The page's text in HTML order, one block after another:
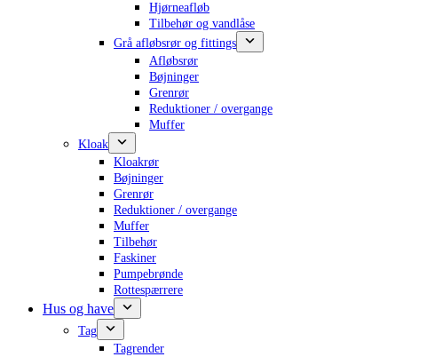
Hjørneafløb
Tilbehør og vandlåse
Grå afløbsrør og fittings
Afløbsrør
Bøjninger
Grenrør
Reduktioner / overgange
Muffer
Kloak
Kloakrør
Bøjninger
Grenrør
Reduktioner / overgange
Muffer
Tilbehør
Faskiner
Pumpebrønde
Rottespærrere
Hus og have
Tag
Tagrender